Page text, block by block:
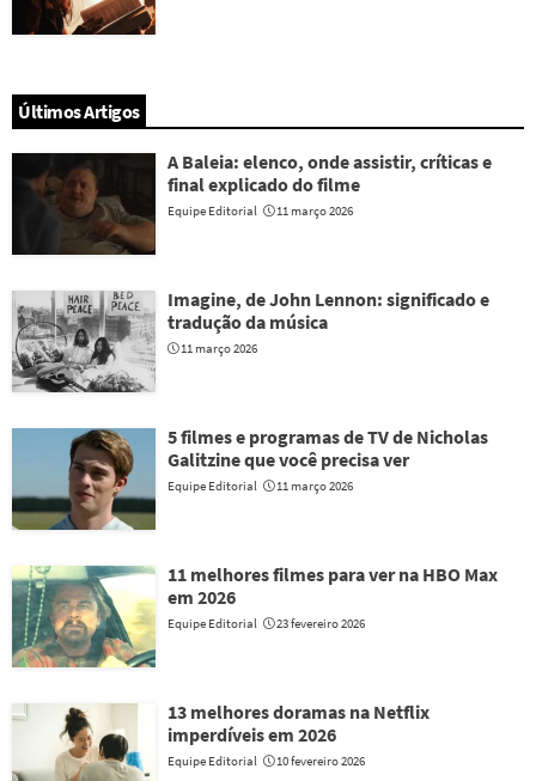
Últimos Artigos
A Baleia: elenco, onde assistir, críticas e
final explicado do filme
Equipe Editorial 11 março 2026
Imagine, de John Lennon: significado e
tradução da música
11 março 2026
5 filmes e programas de TV de Nicholas
Galitzine que você precisa ver
Equipe Editorial 11 março 2026
11 melhores filmes para ver na HBO Max
em 2026
Equipe Editorial 23 fevereiro 2026
13 melhores doramas na Netflix
imperdíveis em 2026
Equipe Editorial 10 fevereiro 2026